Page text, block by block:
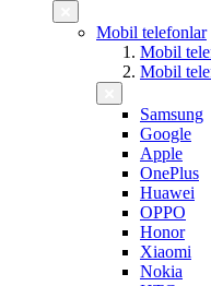
Mobil telefonlar
Mobil
Mobil
Samsung
Google
Apple
OnePlus
Huawei
OPPO
Honor
Xiaomi
Nokia